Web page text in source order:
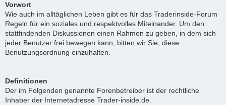
Vorwort
Wie auch im alltäglichen Leben gibt es für das Traderinside-Forum
Regeln für ein soziales und respektvolles Miteinander. Um den
stattfindenden Diskussionen einen Rahmen zu geben, in dem sich
jeder Benutzer frei bewegen kann, bitten wir Sie, diese
Benutzungsordnung einzuhalten.
Definitionen
Der im Folgenden genannte Forenbetreiber ist der rechtliche
Inhaber der Internetadresse Trader-inside.de.